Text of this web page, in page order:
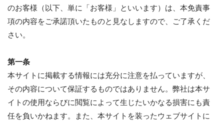
のお客様（以下、単に「お客様」といいます）は、本免責事
項の内容をご承諾頂いたものと見なしますので、ご了承くだ
さい。
第一条
本サイトに掲載する情報には充分に注意を払っていますが、
その内容について保証するものではありません。弊社は本サ
イトの使用ならびに閲覧によって生じたいかなる損害にも責
任を負いかねます。また、本サイトを装ったウェブサイトに